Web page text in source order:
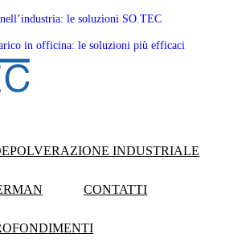
le soluzioni SO.TEC
in officina: le soluzioni più efficaci
INDUSTRIALE
CONTATTI